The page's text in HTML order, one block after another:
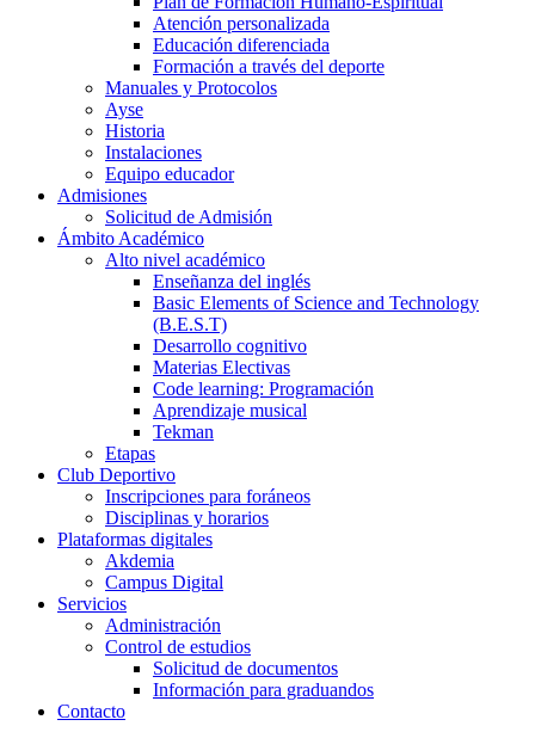
Atención personalizada
Educación diferenciada
Formación a través del deporte
Manuales y Protocolos
Ayse
Historia
Instalaciones
Equipo educador
Admisiones
Solicitud de Admisión
Ámbito Académico
Alto nivel académico
Enseñanza del inglés
Basic Elements of Science and Technology
(B.E.S.T)
Desarrollo cognitivo
Materias Electivas
Code learning: Programación
Aprendizaje musical
Tekman
Etapas
Club Deportivo
Inscripciones para foráneos
Disciplinas y horarios
Plataformas digitales
Akdemia
Campus Digital
Servicios
Administración
Control de estudios
Solicitud de documentos
Información para graduandos
Contacto